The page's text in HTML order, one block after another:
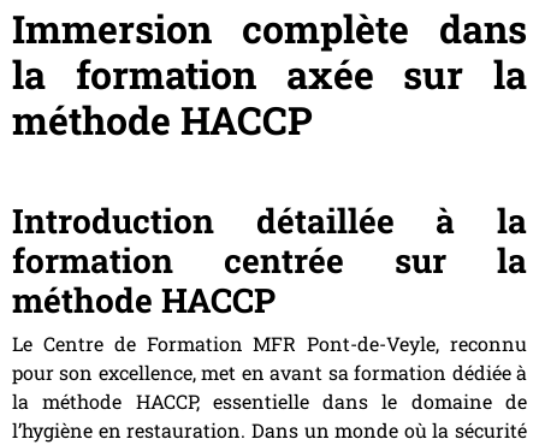
Immersion complète dans
la formation axée sur la
méthode HACCP
Introduction détaillée à la
formation centrée sur la
méthode HACCP
Le Centre de Formation MFR Pont-de-Veyle, reconnu
pour son excellence, met en avant sa formation dédiée à
la méthode HACCP, essentielle dans le domaine de
l’hygiène en restauration. Dans un monde où la sécurité